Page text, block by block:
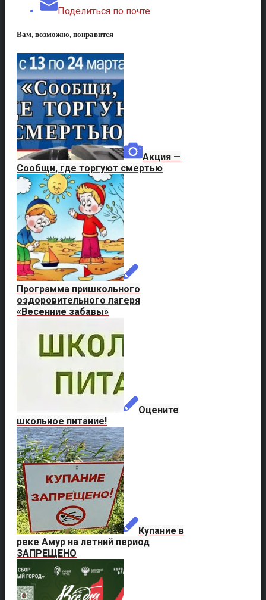
Поделиться по почте
Вам, возможно, понравится
Акция —
Сообщи, где торгуют смертью
Программа пришкольного
оздоровительного лагеря
«Весенние забавы»
Оцените
школьное питание!
Купание в
реке Амур на летний период
ЗАПРЕЩЕНО